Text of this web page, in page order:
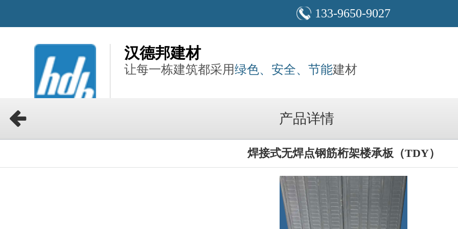
133-9650-9027
汉德邦建材
让每一栋建筑都采用绿色、安全、节能建材
产品详情
焊接式无焊点钢筋桁架楼承板（TDY）